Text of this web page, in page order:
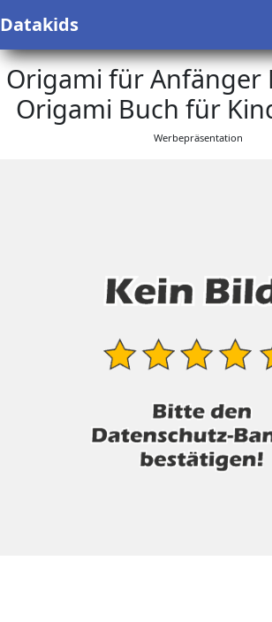
Datakids
Origami für Anfänger
Origami Buch für
Werbepräsentation